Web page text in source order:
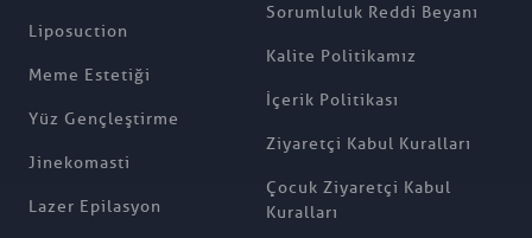
Liposuction
Meme Estetiği
Yüz Gençleştirme
Jinekomasti
Lazer Epilasyon
Sorumluluk Reddi Beyanı
Kalite Politikamız
İçerik Politikası
Ziyaretçi Kabul Kuralları
Çocuk Ziyaretçi Kabul
Kuralları